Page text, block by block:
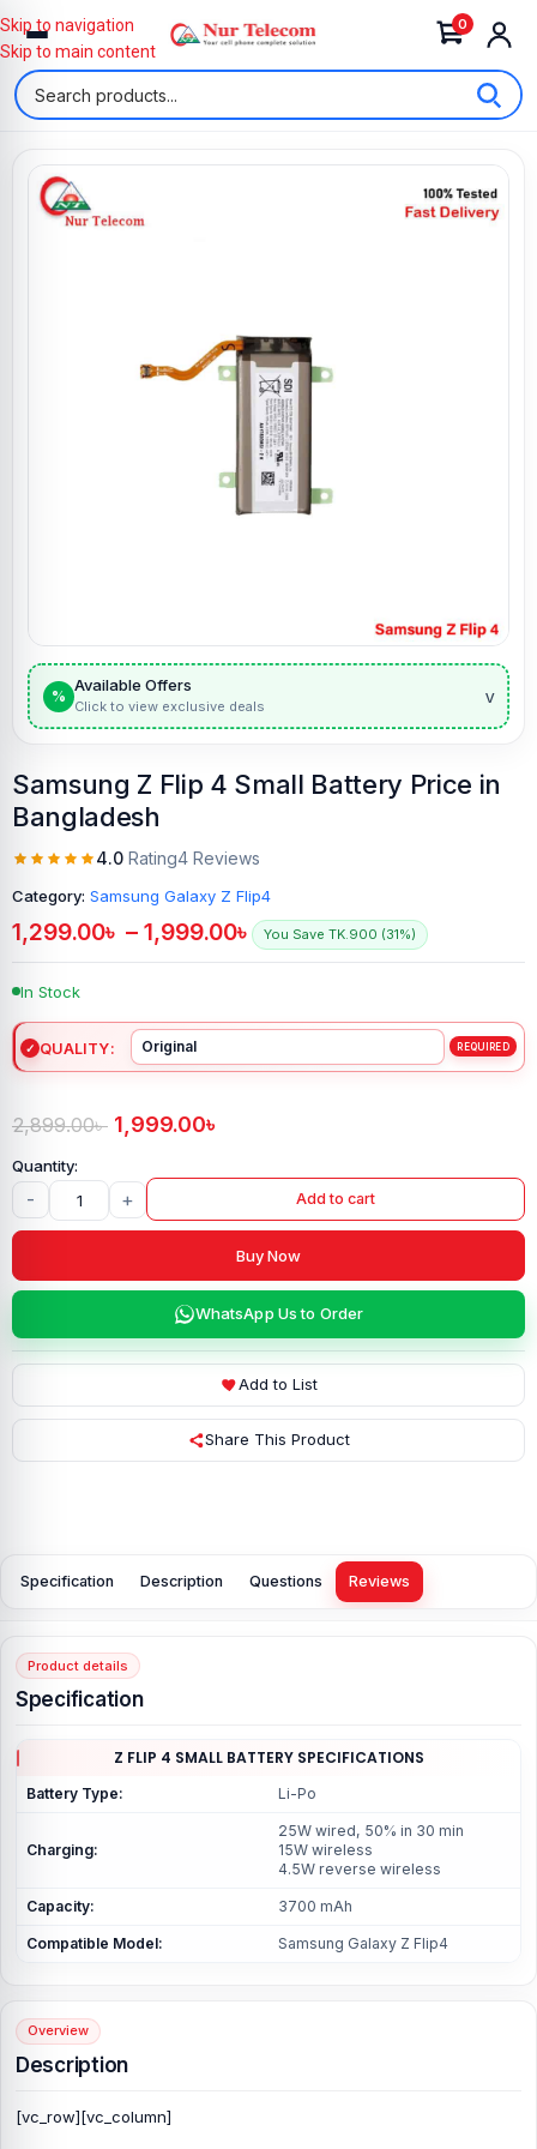
0
Skip to navigation
Skip to main content
%
Available Offers
Click to view exclusive deals v
Samsung Z Flip 4 Small Battery Price in
Bangladesh
4.0 Rating4 Reviews
Category: Samsung Galaxy Z Flip4
1,299.00৳ – 1,999.00৳ You Save TK.900 (31%)
In Stock
QUALITY
2,899.00৳ 1,999.00৳
- + Add to cart
Buy Now
WhatsApp Us to Order
Add to List
Share This Product
Specification Description Questions Reviews
Product details
Specification
Z FLIP 4 SMALL BATTERY SPECIFICATIONS
Battery Type: Li-Po
Charging:
25W wired, 50% in 30 min
15W wireless
4.5W reverse wireless
Capacity: 3700 mAh
Compatible Model: Samsung Galaxy Z Flip4
Overview
Description
[vc_row][vc_column]